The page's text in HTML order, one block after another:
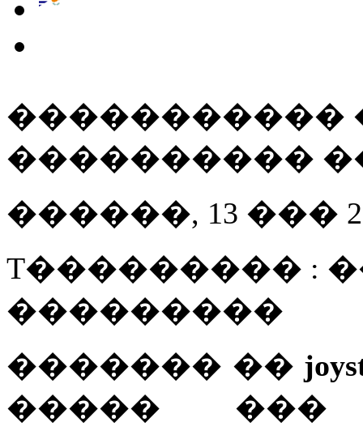
�����������
���������� ��
������, 13 ���
T��������� :
���������
������� ��
����� ���